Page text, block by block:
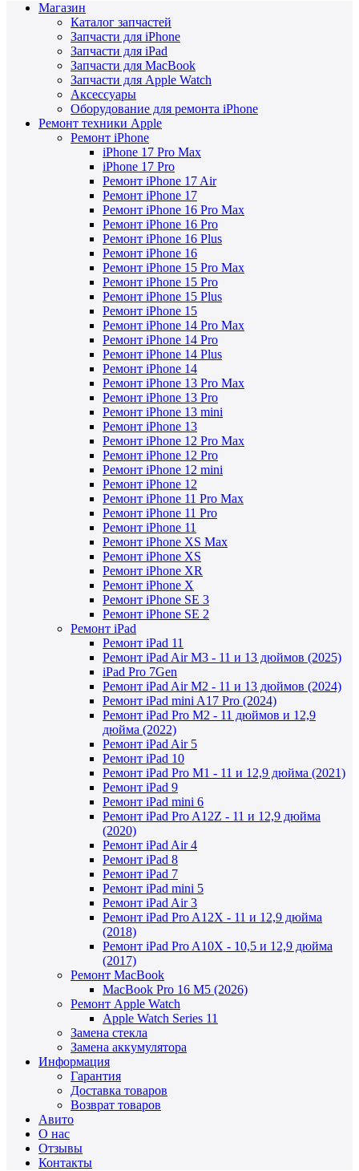
Магазин
Каталог запчастей
Запчасти для iPhone
Запчасти для iPad
Запчасти для MacBook
Запчасти для Apple Watch
Аксессуары
Оборудование для ремонта iPhone
Ремонт техники Apple
Ремонт iPhone
iPhone 17 Pro Max
iPhone 17 Pro
Ремонт iPhone 17 Air
Ремонт iPhone 17
Ремонт iPhone 16 Pro Max
Ремонт iPhone 16 Pro
Ремонт iPhone 16 Plus
Ремонт iPhone 16
Ремонт iPhone 15 Pro Max
Ремонт iPhone 15 Pro
Ремонт iPhone 15 Plus
Ремонт iPhone 15
Ремонт iPhone 14 Pro Max
Ремонт iPhone 14 Pro
Ремонт iPhone 14 Plus
Ремонт iPhone 14
Ремонт iPhone 13 Pro Max
Ремонт iPhone 13 Pro
Ремонт iPhone 13 mini
Ремонт iPhone 13
Ремонт iPhone 12 Pro Max
Ремонт iPhone 12 Pro
Ремонт iPhone 12 mini
Ремонт iPhone 12
Ремонт iPhone 11 Pro Max
Ремонт iPhone 11 Pro
Ремонт iPhone 11
Ремонт iPhone XS Max
Ремонт iPhone XS
Ремонт iPhone XR
Ремонт iPhone X
Ремонт iPhone SE 3
Ремонт iPhone SE 2
Ремонт iPad
Ремонт iPad 11
Ремонт iPad Air M3 - 11 и 13 дюймов (2025)
iPad Pro 7Gen
Ремонт iPad Air M2 - 11 и 13 дюймов (2024)
Ремонт iPad mini A17 Pro (2024)
Ремонт iPad Pro M2 - 11 дюймов и 12,9
дюйма (2022)
Ремонт iPad Air 5
Ремонт iPad 10
Ремонт iPad Pro M1 - 11 и 12,9 дюйма (2021)
Ремонт iPad 9
Ремонт iPad mini 6
Ремонт iPad Pro A12Z - 11 и 12,9 дюйма
(2020)
Ремонт iPad Air 4
Ремонт iPad 8
Ремонт iPad 7
Ремонт iPad mini 5
Ремонт iPad Air 3
Ремонт iPad Pro A12X - 11 и 12,9 дюйма
(2018)
Ремонт iPad Pro A10X - 10,5 и 12,9 дюйма
(2017)
Ремонт MacBook
MacBook Pro 16 M5 (2026)
Ремонт Apple Watch
Apple Watch Series 11
Замена стекла
Замена аккумулятора
Информация
Гарантия
Доставка товаров
Возврат товаров
Авито
О нас
Отзывы
Контакты